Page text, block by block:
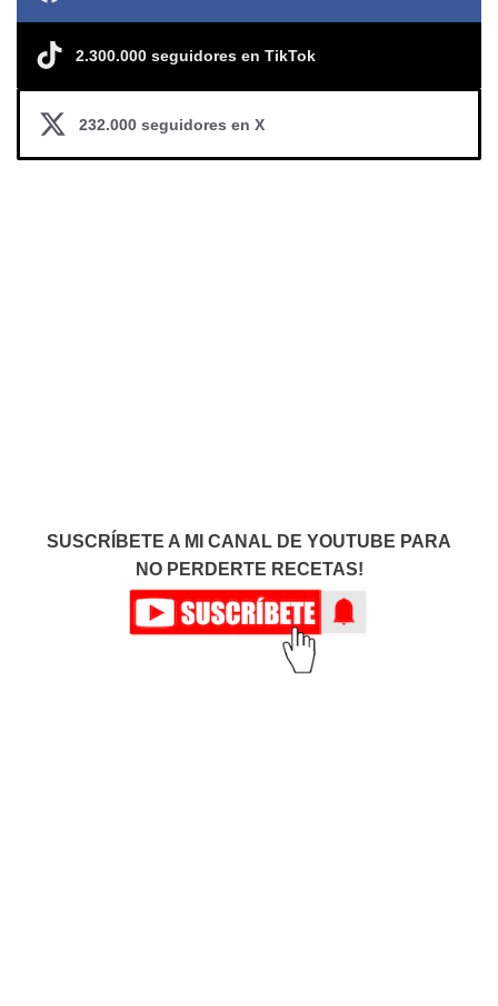
2.300.000 seguidores en TikTok
232.000 seguidores en X
SUSCRÍBETE A MI CANAL DE YOUTUBE PARA
NO PERDERTE RECETAS!